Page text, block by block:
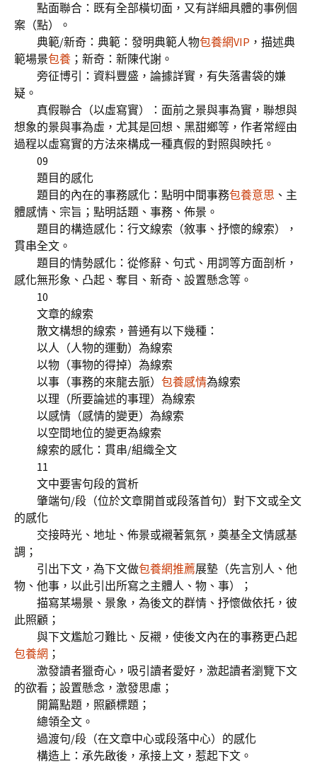
點面聯合：既有全部橫切面，又有詳細具體的事例個
案（點）。
典範/新奇：典範：發明典範人物包養網VIP ，描述典
範場景包養 ；新奇：新陳代謝。
旁征博引：資料豐盛，論據詳實，有失落書袋的嫌
疑。
真假聯合（以虛寫實）：面前之景與事為實，聯想與
想象的景與事為虛，尤其是回想、黑甜鄉等，作者常經由
過程以虛寫實的方法來構成一種真假的對照與映托。
09
題目的感化
題目的內在的事務感化：點明中間事務包養意思 、主
體感情、宗旨；點明話題、事務、佈景。
題目的構造感化：行文線索（敘事、抒懷的線索），
貫串全文。
題目的情勢感化：從修辭、句式、用詞等方面剖析，
感化無形象、凸起、奪目、新奇、設置懸念等。
10
文章的線索
散文構想的線索，普通有以下幾種：
以人（人物的運動）為線索
以物（事物的得掉）為線索
以事（事務的來龍去脈） 包養感情為線索
以理（所要論述的事理）為線索
以感情（感情的變更）為線索
以空間地位的變更為線索
線索的感化：貫串/組織全文
11
文中要害句段的賞析
肇端句/段（位於文章開首或段落首句）對下文或全文
的感化
交接時光、地址、佈景或襯著氣氛，奠基全文情感基
調；
引出下文，為下文做包養網推薦展墊（先言別人、他
物、他事，以此引出所寫之主體人、物、事）；
描寫某場景、景象，為後文的群情、抒懷做依托，彼
此照顧；
與下文尷尬刁難比、反襯，使後文內在的事務更凸起
包養網 ；
激發讀者獵奇心，吸引讀者愛好，激起讀者瀏覽下文
的欲看；設置懸念，激發思慮；
開篇點題，照顧標題；
總領全文。
過渡句/段（在文章中心或段落中心）的感化
構造上：承先啟後，承接上文，惹起下文。